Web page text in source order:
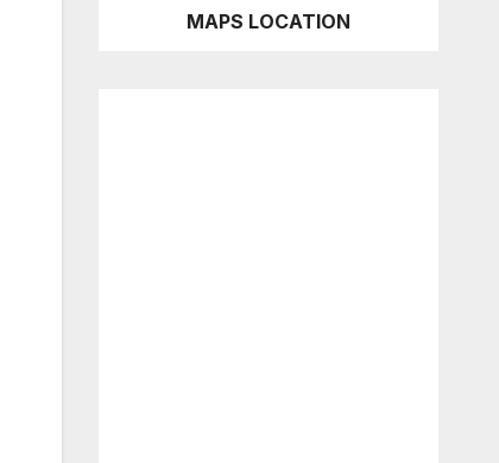
MAPS LOCATION